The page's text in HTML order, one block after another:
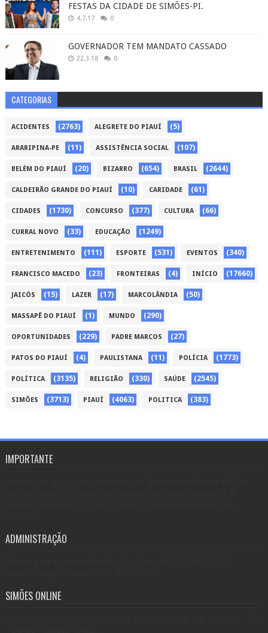
FESTAS DA CIDADE DE SIMÕES-PI.
4.7.17 0
GOVERNADOR TEM MANDATO CASSADO
22.3.18 0
CATEGORIAS
ACIDENTES (2763) ALEGRETE DO PIAUÍ (5)
ARARIPINA-PE (11) ASSISTÊNCIA SOCIAL (107)
BELÉM DO PIAUÍ (20) BIZARRO (654) BRASIL (2644)
CALDEIRÃO GRANDE DO PIAUÍ (10) CARIDADE (61)
CIDADES (1730) CONCURSO (377) CULTURA (66)
CURRAL NOVO (33) EDUCAÇÃO (1249)
ENTRETENIMENTO (111) ESPORTE (531) EVENTOS (340)
FRANCISCO MACEDO (23) FRONTEIRAS (4) INÍCIO (17660)
JAICÓS (15) LAZER (17) MARCOLÂNDIA (50)
MASSAPÊ DO PIAUÍ (1) MUNDO (290)
OPORTUNIDADES (229) PADRE MARCOS (27)
PATOS DO PIAUÍ (4) PAULISTANA (11) POLÍCIA (1773)
POLÍTICA (3135) RELIGIÃO (330) SAÚDE (2545)
SIMÕES (3713) PIAUÍ (4063) POLITICA (383)
IMPORTANTE
ADMINISTRAÇÃO
SIMÕES ONLINE